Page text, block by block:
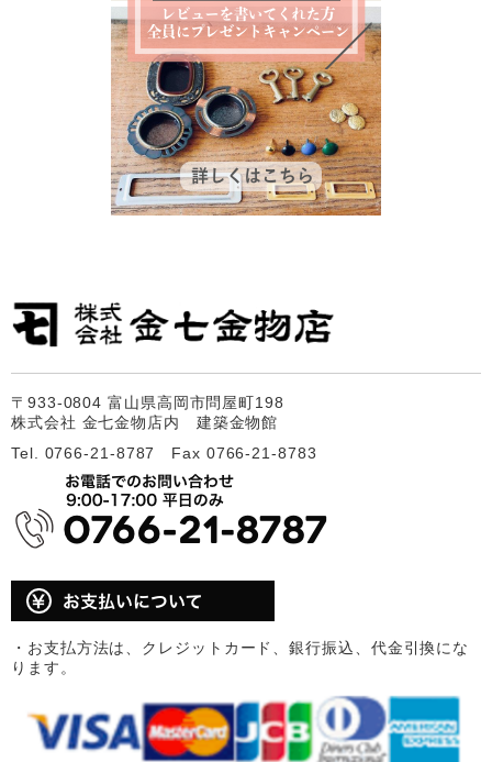
〒933-0804 富山県高岡市問屋町198
株式会社 金七金物店内 建築金物館
Tel. 0766-21-8787 Fax 0766-21-8783
・お支払方法は、クレジットカード、銀行振込、代金引換にな
ります。